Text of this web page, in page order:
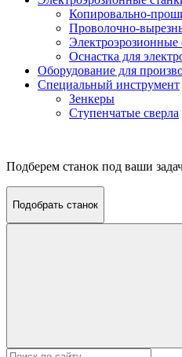
Копировально-
Проволочно-
Электроэрозионные
Оснастка для
Оборудование для
Специальный инструмент
Зенкеры
Ступенчатые сверла
Подберем станок под ваши
Подобрать станок